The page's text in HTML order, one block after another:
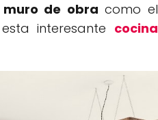
muro de obra como el
interesante cocina